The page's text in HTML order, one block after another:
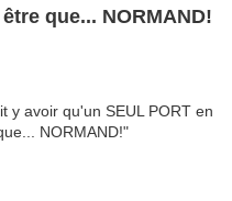
que... NORMAND!